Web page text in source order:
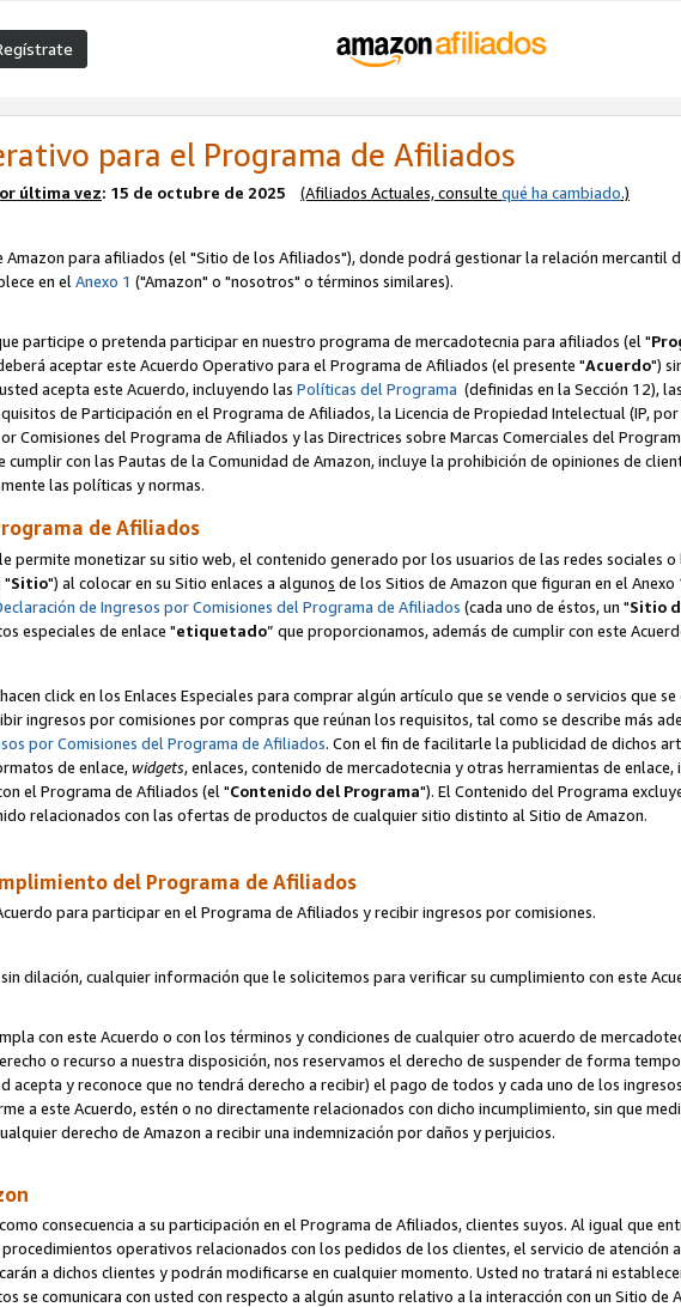
para el Programa de Afiliados
última vez: 15 de octubre de 2025 (Afiliados Actuales, consulte qué ha cambiado.)
Amazon para afiliados (el "Sitio de los Afiliados"), donde podrá gestionar la relación mercantil
en elAnexo 1 ("Amazon" o "nosotros" o términos similares).
participe o pretenda participar en nuestro programa de mercadotecnia para afiliados (el "
aceptar este Acuerdo Operativo para el Programa de Afiliados (el presente "Acuerdo")
acepta este Acuerdo, incluyendo las Políticas del Programa (definidas en la Sección 12),
de Participación en el Programa de Afiliados, la Licencia de Propiedad Intelectual (IP,
Comisiones del Programa de Afiliados y las Directrices sobre Marcas Comerciales del
cumplir con las Pautas de la Comunidad de Amazon, incluye la prohibición de opiniones de
las políticas y normas.
de Afiliados
permite monetizar su sitio web, el contenido generado por los usuarios de las redes sociales
"Sitio") al colocar en su Sitio enlaces a algunos de los Sitios de Amazon que figuran en el
de Ingresos por Comisiones del Programa de Afiliados (cada uno de éstos, un "Sitio
especiales de enlace "etiquetado” que proporcionamos, además de cumplir con este
click en los Enlaces Especiales para comprar algún artículo que se vende o servicios que
ingresos por comisiones por compras que reúnan los requisitos, tal como se describe más
por Comisiones del Programa de Afiliados. Con el fin de facilitarle la publicidad de dichos
de enlace,widgets, enlaces, contenido de mercadotecnia y otras herramientas de
el Programa de Afiliados (el "Contenido del Programa"). El Contenido del Programa
relacionados con las ofertas de productos de cualquier sitio distinto al Sitio de Amazon.
del Programa de Afiliados
para participar en el Programa de Afiliados y recibir ingresos por comisiones.
dilación, cualquier información que le solicitemos para verificar su cumplimiento con este
con este Acuerdo o con los términos y condiciones de cualquier otro acuerdo de
o recurso a nuestra disposición, nos reservamos el derecho de suspender de forma
acepta y reconoce que no tendrá derecho a recibir) el pago de todos y cada uno de los
a este Acuerdo, estén o no directamente relacionados con dicho incumplimiento, sin que
derecho de Amazon a recibir una indemnización por daños y perjuicios.
consecuencia a su participación en el Programa de Afiliados, clientes suyos. Al igual que
operativos relacionados con los pedidos de los clientes, el servicio de atención
a dichos clientes y podrán modificarse en cualquier momento. Usted no tratará ni
se comunicara con usted con respecto a algún asunto relativo a la interacción con un Sitio de